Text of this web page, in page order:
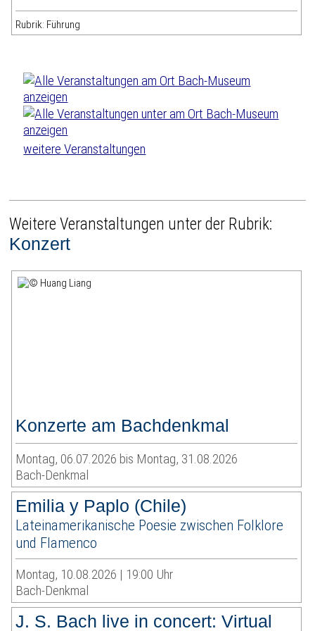
Rubrik: Führung
weitere Veranstaltungen
Weitere Veranstaltungen unter der Rubrik:
Konzert
Konzerte am Bachdenkmal
Montag, 06.07.2026 bis Montag, 31.08.2026
Bach-Denkmal
Emilia y Paplo (Chile)
Lateinamerikanische Poesie zwischen Folklore
und Flamenco
Montag, 10.08.2026 | 19:00 Uhr
Bach-Denkmal
J. S. Bach live in concert: Virtual